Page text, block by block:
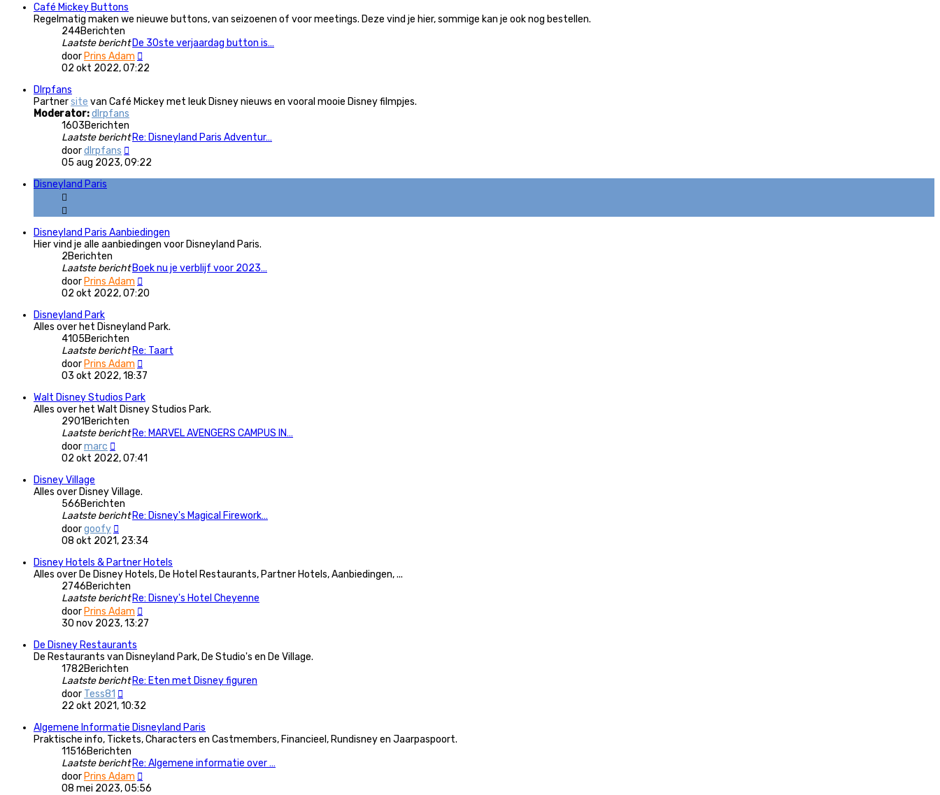
Café Mickey Buttons
Regelmatig maken we nieuwe buttons, van seizoenen of voor meetings. Deze vind je hier, sommige kan je ook nog bestellen.
244Berichten
Laatste bericht De 30ste verjaardag button is…
door Prins Adam
laatste
02 okt 2022, 07:22
Dlrpfans
Partnersite van Café Mickey met leuk Disney nieuws en vooral mooie Disney filmpjes.
Moderator:dlrpfans
1603Berichten
Laatste bericht Re: Disneyland Paris Adventur…
doordlrpfans
laatste
05 aug 2023, 09:22
Disneyland Paris
Disneyland Paris Aanbiedingen
Hier vind je alle aanbiedingen voor Disneyland Paris.
2Berichten
Laatste bericht Boek nu je verblijf voor 2023…
door Prins Adam
laatste
02 okt 2022, 07:20
Disneyland Park
Alles over het Disneyland Park.
4105Berichten
Laatste bericht Re: Taart
door Prins Adam
laatste
03 okt 2022, 18:37
Walt Disney Studios Park
Alles over het Walt Disney Studios Park.
2901 Berichten
Laatste bericht Re: MARVEL AVENGERS CAMPUS IN…
doormarc
laatste
02 okt 2022, 07:41
Disney Village
Alles over Disney Village.
566Berichten
Laatste bericht Re: Disney's Magical Firework…
doorgoofy
laatste
08 okt 2021, 23:34
Disney Hotels & Partner Hotels
Alles over De Disney Hotels, De Hotel Restaurants, Partner Hotels, Aanbiedingen, ...
2746Berichten
Laatste bericht Re: Disney's Hotel Cheyenne
door Prins Adam
laatste
30 nov 2023, 13:27
De Disney Restaurants
De Restaurants van Disneyland Park, De Studio's en De Village.
1782Berichten
Laatste bericht Re: Eten met Disney figuren
door Tess81
laatste
22 okt 2021, 10:32
Algemene Informatie Disneyland Paris
Praktische info, Tickets, Characters en Castmembers, Financieel, Rundisney en Jaarpaspoort.
11516Berichten
Laatste bericht Re: Algemene informatie over …
door Prins Adam
laatste
08 mei 2023, 05:56